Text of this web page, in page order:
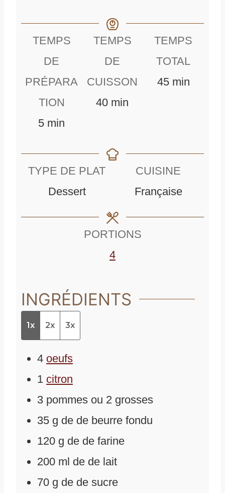
TEMPS
DE
PRÉPARA
TION
5mmin
TEMPS
DE
CUISSON
40m
u
s
min
TEMPS
TOTAL
45m
e
min
TYPE DE PLAT
Dessert
CUISINE
Française
PORTIONS
4
INGRÉDIENTS
1x 2x 3x
4 oeufs
1 citron
3 pommes ou 2 grosses
35 g de de beurre fondu
120 g de de farine
200 ml de de lait
70 g de de sucre